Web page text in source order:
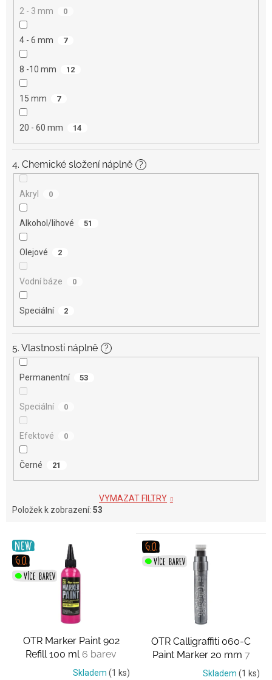
2 - 3 mm 0
4 - 6 mm 7
8 -10 mm 12
15 mm 7
20 - 60 mm 14
4. Chemické složení náplně ?
Akryl 0
Alkohol/lihové 51
Olejové 2
Vodní báze 0
Speciální 2
5. Vlastnosti náplně ?
Permanentní 53
Speciální 0
Efektové 0
Černé 21
VYMAZAT FILTRY
Položek k zobrazení: 53
V
p
OTR Marker Paint 902
Refill 100 ml 6 barev
Skladem (1 ks)
OTR Calligraffiti 060-C
Paint Marker 20 mm 7
barevSkladem (1 ks)